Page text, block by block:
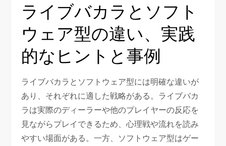
ライブバカラとソフト
ウェア型の違い、実践
的なヒントと事例
ライブバカラとソフトウェア型には明確な違いが
あり、それぞれに適した戦略がある。ライブバカ
ラは実際のディーラーや他のプレイヤーの反応を
見ながらプレイできるため、心理戦や流れを読み
やすい場面がある。一方、ソフトウェア型はゲー